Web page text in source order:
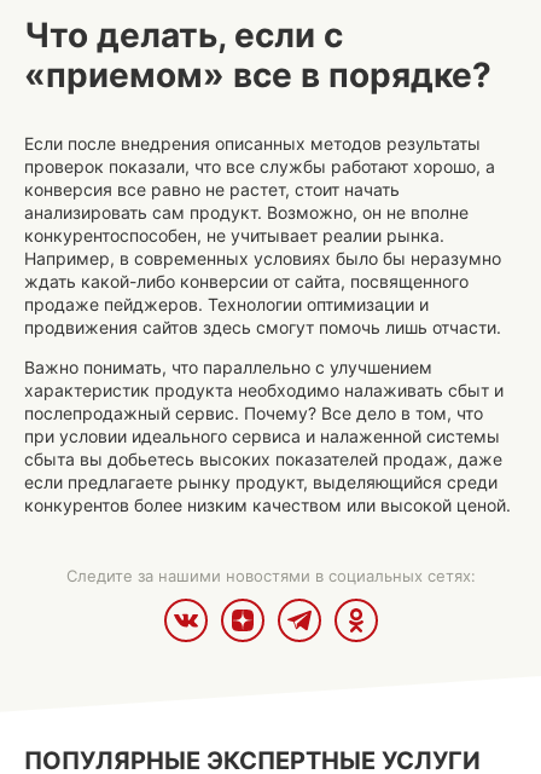
Что делать, если с
«приемом» все в порядке?
Если после внедрения описанных методов результаты
проверок показали, что все службы работают хорошо, а
конверсия все равно не растет, стоит начать
анализировать сам продукт. Возможно, он не вполне
конкурентоспособен, не учитывает реалии рынка.
Например, в современных условиях было бы неразумно
ждать какой-либо конверсии от сайта, посвященного
продаже пейджеров. Технологии оптимизации и
продвижения сайтов здесь смогут помочь лишь отчасти.
Важно понимать, что параллельно с улучшением
характеристик продукта необходимо налаживать сбыт и
послепродажный сервис. Почему? Все дело в том, что
при условии идеального сервиса и налаженной системы
сбыта вы добьетесь высоких показателей продаж, даже
если предлагаете рынку продукт, выделяющийся среди
конкурентов более низким качеством или высокой ценой.
Следите за нашими новостями в социальных сетях:
ПОПУЛЯРНЫЕ ЭКСПЕРТНЫЕ УСЛУГИ